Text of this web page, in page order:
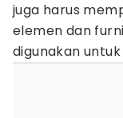
juga harus
elemen dan
digunakan